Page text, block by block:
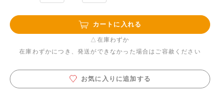
カートに入れる
△在庫わずか
在庫わずかにつき、発送ができなかった場合はご容赦ください
お気に入りに追加する